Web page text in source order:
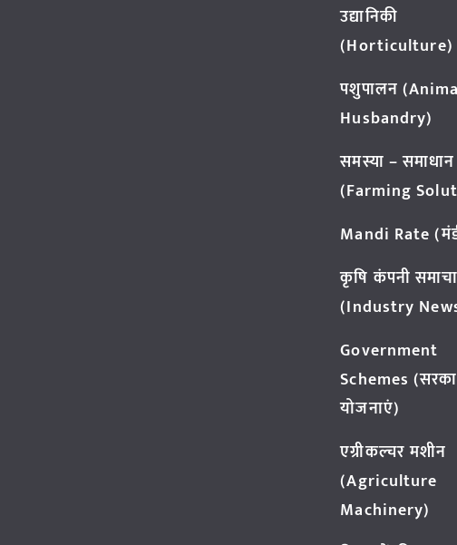
उद्यानिकी
(Horticulture)
पशुपालन
Husbandry)
समस्या – समाधान
(Farming
Mandi Rate
कृषि कंपनी
(Industry
Government
Schemes
योजनाएं)
एग्रीकल्चर मशीन
(Agriculture
Machinery)